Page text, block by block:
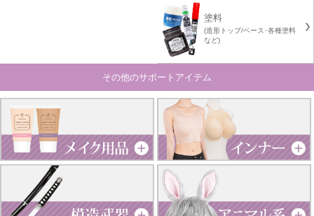
塗料
(造形トップ/ベース･各種塗料
など)
その他のサポートアイテム